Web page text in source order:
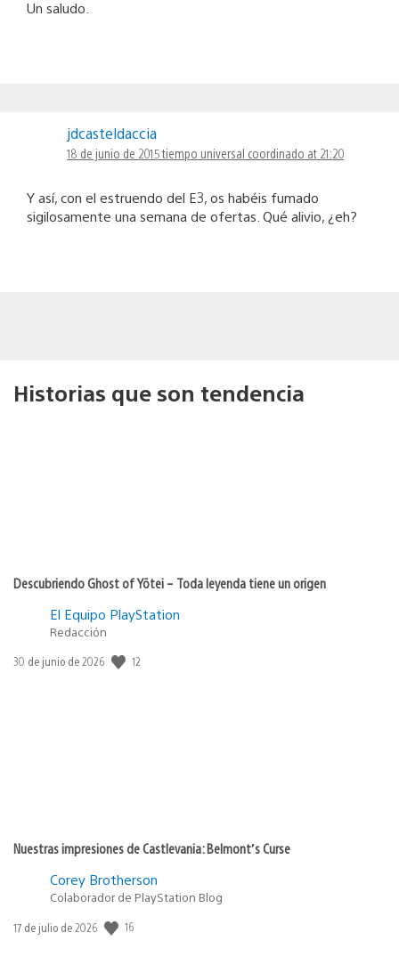
Un saludo.
jdcasteldaccia
18 de junio de 2015 tiempo universal coordinado at 21:20
Y así, con el estruendo del E3, os habéis fumado
sigilosamente una semana de ofertas. Qué alivio, ¿eh?
Historias que son tendencia
Descubriendo Ghost of Yōtei – Toda leyenda tiene un origen
El Equipo PlayStation
Redacción
Fecha
30 de junio de 2026 12
Nuestras impresiones de Castlevania: Belmont’s Curse
Corey Brotherson
Colaborador de PlayStation Blog
Fecha
17 de julio de 2026 16